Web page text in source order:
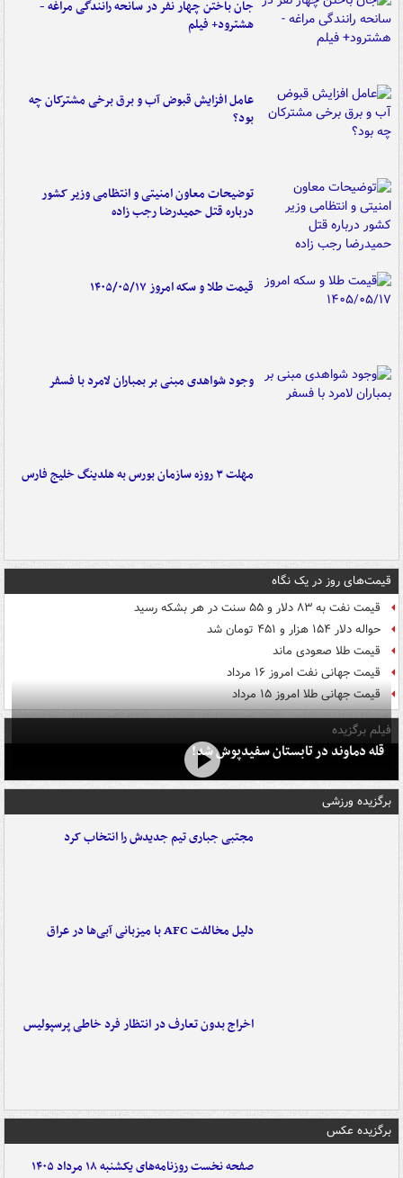
جان باختن چهار نفر در سانحه رانندگی مراغه -
هشترود+ فیلم
عامل افزایش قبوض آب و برق برخی مشترکان چه
بود؟
توضیحات معاون امنیتی و انتظامی وزیر کشور
درباره قتل حمیدرضا رجب زاده
قیمت طلا و سکه امروز ۱۴۰۵/۰۵/۱۷
وجود شواهدی مبنی بر بمباران لامرد با فسفر
مهلت ۳ روزه سازمان بورس به هلدینگ خلیج فارس
قیمت‌های روز در یک نگاه
قیمت نفت به ۸۳ دلار و ۵۵ سنت در هر بشکه رسید
حواله دلار ۱۵۴ هزار و ۴۵۱ تومان شد
قیمت طلا صعودی ماند
قیمت جهانی نفت امروز ۱۶ مرداد
قیمت جهانی طلا امروز ۱۵ مرداد
فیلم برگزیده
قله دماوند در تابستان سفیدپوش شد!
برگزیده ورزشی
مجتبی جباری تیم جدیدش را انتخاب کرد
دلیل مخالفت AFC با میزبانی آبی‌ها در عراق
اخراج بدون تعارف در انتظار فرد خاطی پرسپولیس
برگزیده عکس
صفحه نخست روزنامه‌های یکشنبه ۱۸ مرداد ۱۴۰۵